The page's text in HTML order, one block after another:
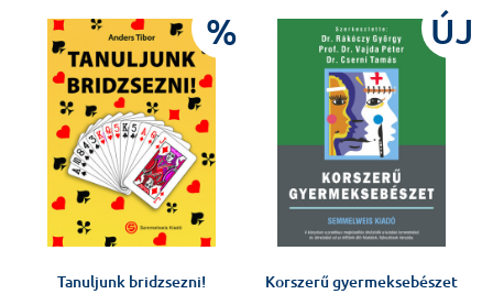
%
Tanuljunk bridzsezni!
ÚJ
Korszerű gyermeksebészet